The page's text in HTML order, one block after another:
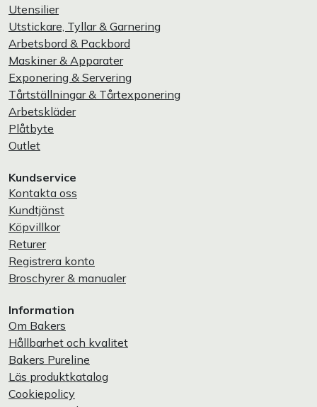
Utensilier
Utstickare, Tyllar & Garnering
Arbetsbord & Packbord
Maskiner & Apparater
Exponering & Servering
Tårtställningar & Tårtexponering
Arbetskläder
Plåtbyte
Outlet
Kundservice
Kontakta oss
Kundtjänst
Köpvillkor
Returer
Registrera konto
Broschyrer & manualer
Information
Om Bakers
Hållbarhet och kvalitet
Bakers Pureline
Läs produktkatalog
Cookiepolicy